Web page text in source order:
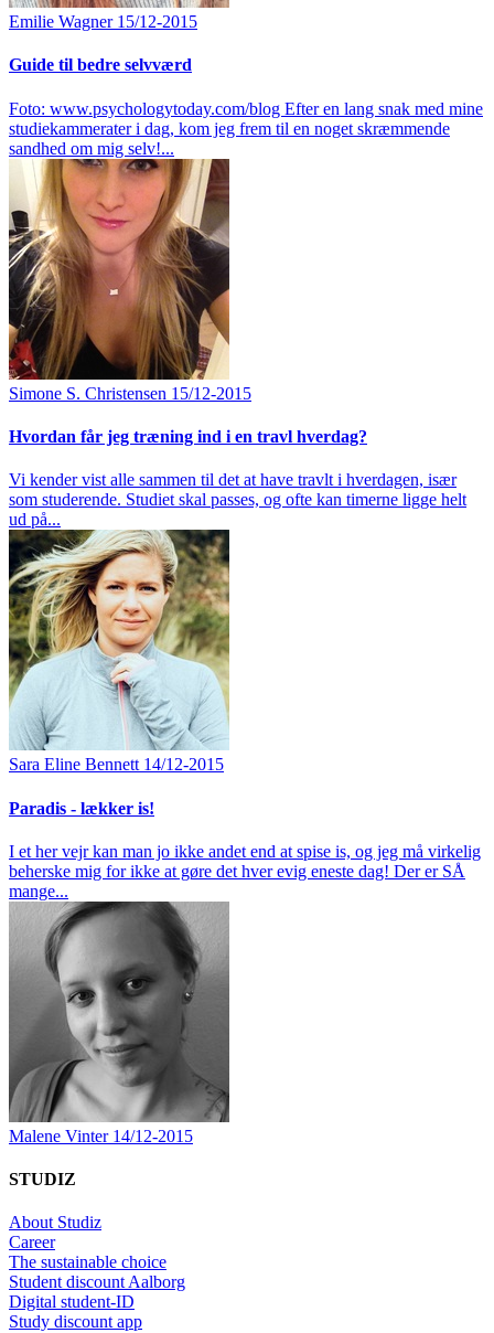
Emilie Wagner 15/12-2015
Guide til bedre selvværd
Foto: www.psychologytoday.com/blog Efter en lang snak med mine
studiekammerater i dag, kom jeg frem til en noget skræmmende
sandhed om mig selv!...
Simone S. Christensen 15/12-2015
Hvordan får jeg træning ind i en travl hverdag?
Vi kender vist alle sammen til det at have travlt i hverdagen, især
som studerende. Studiet skal passes, og ofte kan timerne ligge helt
ud på...
Sara Eline Bennett 14/12-2015
Paradis - lækker is!
I et her vejr kan man jo ikke andet end at spise is, og jeg må virkelig
beherske mig for ikke at gøre det hver evig eneste dag! Der er SÅ
mange...
Malene Vinter 14/12-2015
STUDIZ
About Studiz
Career
The sustainable choice
Student discount Aalborg
Digital student-ID
Study discount app